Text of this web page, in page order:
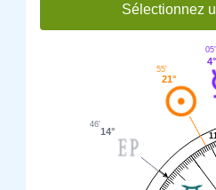
Sélectionnez
4°
05'
21°
55'
14°
46'